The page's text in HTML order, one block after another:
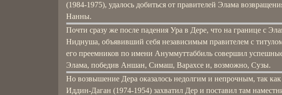
(1984-1975), удалось добиться от правителей Элама
Нанны.
Почти сразу же после падения Ура в Дере, что на границе с
Ниднуша, объявивший себя независимым правителем с
его преемников по имени Ануммуттаббиль совершил
Элама, победив Аншан, Симаш, Варахсе и, возможно, Сузы.
Но возвышение Дера оказалось недолгим и непрочным, так
Иддин-Даган (1974-1954) захватил Дер и поставил там